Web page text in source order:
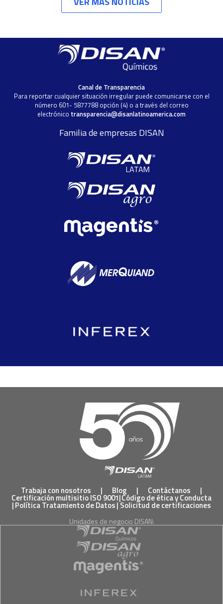
Canal de Transparencia
Para reportar cualquier situación irregular puede comunicarse con el
número 601- 5877788 opción (4) o a través del correo
electrónico transparencia@disanlatinoamerica.com
Familia de empresas DISAN
Trabaja con nosotros | Blog | Contáctanos |
Certificación multisitio ISO 9001|Código de ética y Conducta
|Política Tratamiento de Datos|Solicitud de certificaciones
Unidades de negocio DISAN: